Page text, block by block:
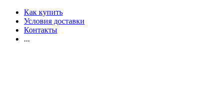
Как купить
Условия доставки
Контакты
...